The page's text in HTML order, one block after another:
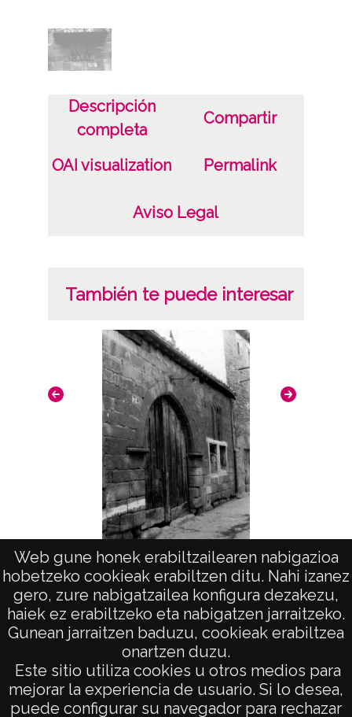
Web gune honek erabiltzailearen nabigazioa
hobetzeko cookieak erabiltzen ditu. Nahi izanez
gero, zure nabigatzailea konfigura dezakezu,
haiek ez erabiltzeko eta nabigatzen jarraitzeko.
Gunean jarraitzen baduzu, cookieak erabiltzea
onartzen duzu.
Este sitio utiliza cookies u otros medios para
mejorar la experiencia de usuario. Si lo desea,
puede configurar su navegador para rechazar
Notas
ENC-PP-01431
Licencia de las imágenes
CC BY-NC-SA 4.0
Descripción
completa
Compartir
OAI visualization Permalink
Aviso Legal
También te puede interesar
Laguardia. Puerta de la Primicia
AVISO LEGAL
POLÍTICA DE PRIVACIDAD
ACCESIBILIDAD